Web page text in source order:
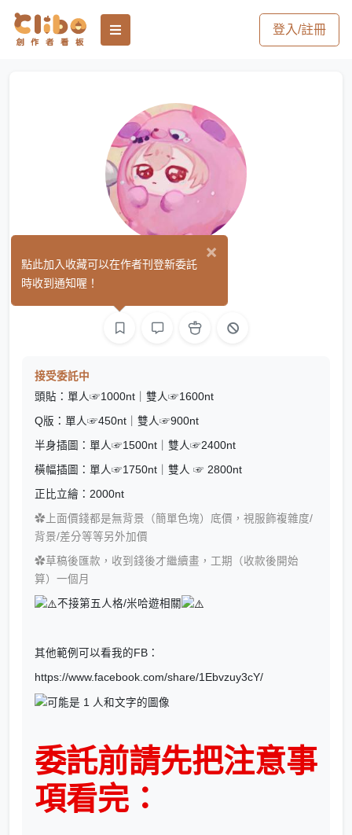
登入/註冊
ㄘ貓 (3)
接受委託中
頭貼：單人☞︎1000nt｜雙人☞︎1600nt
Q版：單人☞︎450nt｜雙人☞︎900nt
半身插圖：單人☞︎1500nt｜雙人☞︎2400nt
橫幅插圖：單人☞︎1750nt｜雙人︎ ☞︎ 2800nt
正比立繪：2000nt
✿上面價錢都是無背景（簡單色塊）底價，視服飾複雜度/
背景/差分等等另外加價
✿草稿後匯款，收到錢後才繼續畫，工期（收款後開始
算）一個月
不接第五人格/米哈遊相關
其他範例可以看我的FB：
https://www.facebook.com/share/1Ebvzuy3cY/
委託前請先把注意事
項看完：
×
點此加入收藏可以在作者刊登新委託
時收到通知喔！